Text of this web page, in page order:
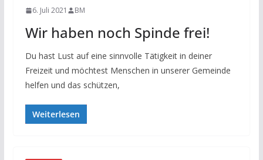
6. Juli 2021 BM
Wir haben noch Spinde frei!
Du hast Lust auf eine sinnvolle Tätigkeit in deiner
Freizeit und möchtest Menschen in unserer Gemeinde
helfen und das schützen,
Weiterlesen